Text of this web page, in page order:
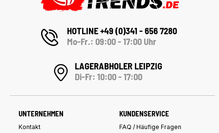
HOTLINE +49 (0)341 - 656 7280
Mo-Fr.: 09:00 - 17:00 Uhr
LAGERABHOLER LEIPZIG
Di-Fr: 10:00 - 17:00
UNTERNEHMEN
Kontakt
KUNDENSERVICE
FAQ / Häufige Fragen